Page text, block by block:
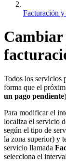
Facturación
Cambiar
Todos los servicios
forma que el
un pago pendiente
Para modificar el
localiza el servicio
según el tipo de
la zona superior) y
servicio llamada
selecciona el